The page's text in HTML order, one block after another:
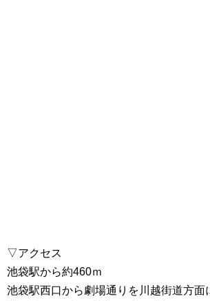
▽アクセス
池袋駅から約460ｍ
池袋駅西口から劇場通りを川越街道方面